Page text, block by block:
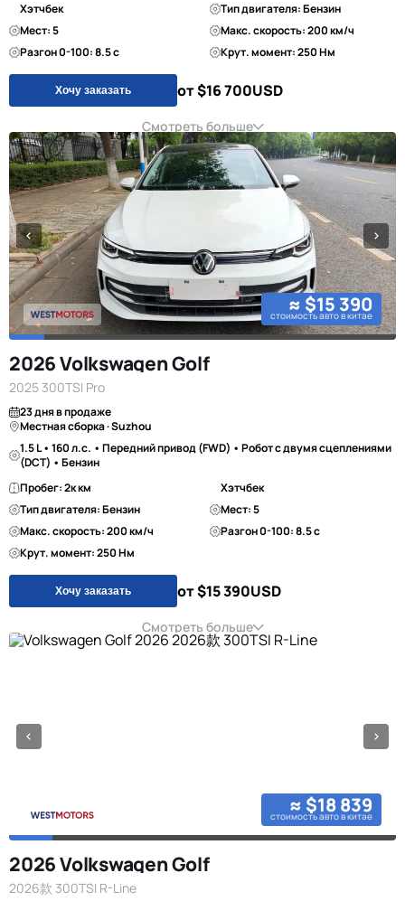
Хэтчбек
Тип двигателя: Бензин
Мест: 5
Макс. скорость: 200 км/ч
Разгон 0-100: 8.5 с
Крут. момент: 250 Нм
Хочу заказать от $16 700USD
Смотреть больше
≈ $15 390
стоимость авто в китае
2026 Volkswagen Golf
2025 300TSI Pro
23 дня в продаже
Местная сборка · Suzhou
1.5 L • 160 л.с. • Передний привод (FWD) • Робот с двумя сцеплениями
(DCT) • Бензин
Пробег: 2к км
Хэтчбек
Тип двигателя: Бензин
Мест: 5
Макс. скорость: 200 км/ч
Разгон 0-100: 8.5 с
Крут. момент: 250 Нм
Хочу заказать от $15 390USD
Смотреть больше
≈ $18 839
стоимость авто в китае
2026 Volkswagen Golf
2026款 300TSI R-Line